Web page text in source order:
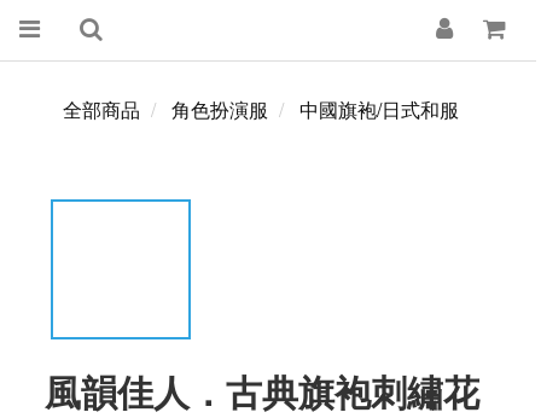
全部商品 角色扮演服 中國旗袍/日式和服
風韻佳人．古典旗袍刺繡花